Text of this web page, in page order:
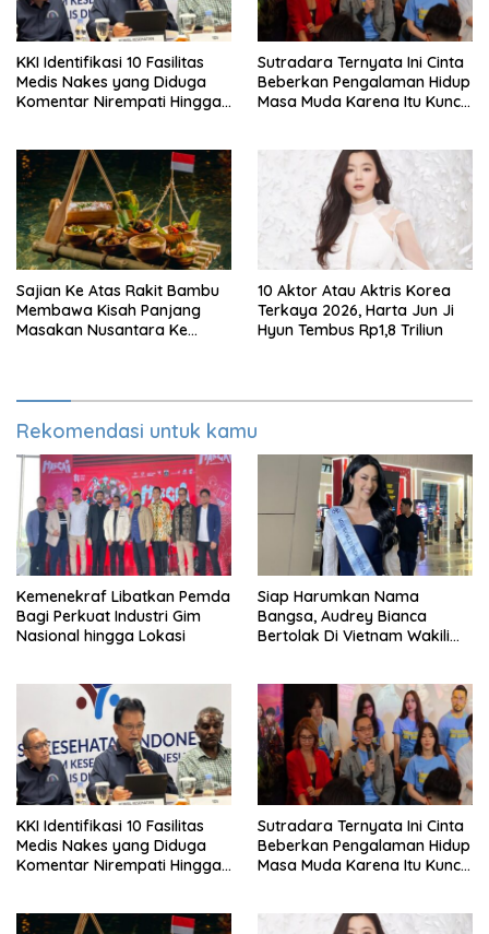
KKI Identifikasi 10 Fasilitas
Medis Nakes yang Diduga
Komentar Nirempati Hingga
Sutradara Ternyata Ini Cinta
Beberkan Pengalaman Hidup
Masa Muda Karena Itu Kunci
Sajian Ke Atas Rakit Bambu
Membawa Kisah Panjang
Masakan Nusantara Ke
10 Aktor Atau Aktris Korea
Terkaya 2026, Harta Jun Ji
Hyun Tembus Rp1,8 Triliun
Rekomendasi untuk kamu
Kemenekraf Libatkan Pemda
Bagi Perkuat Industri Gim
Nasional hingga Lokasi
Siap Harumkan Nama
Bangsa, Audrey Bianca
Bertolak Di Vietnam Wakili
KKI Identifikasi 10 Fasilitas
Medis Nakes yang Diduga
Komentar Nirempati Hingga
Sutradara Ternyata Ini Cinta
Beberkan Pengalaman Hidup
Masa Muda Karena Itu Kunci